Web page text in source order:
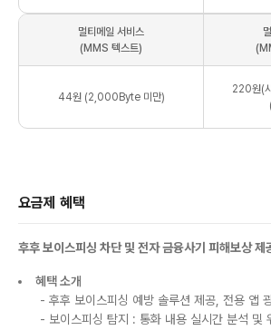
멀티메일 서비스
(MMS 텍스트)
44원 (2,000Byte 미만)
220원(
요금제 혜택
후후 보이스피싱 차단 및 전자 금융사기 피해보상 제
혜택 소개
- 후후 보이스피싱 예방 솔루션 제공, 전용 앱
- 보이스피싱 탐지 : 통화 내용 실시간 분석 및